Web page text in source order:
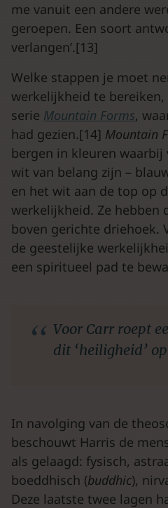
me vanuit een andere
geroepen. Een soort
verlangen’.[13]
Welke stappen je moet
werkelijkheid te
serie Mountain Forms,
had gezien.[14] Mountain
bergen in kleuren
wit van belang zijn –
en het wit aan de top op
werkelijkheid. Ze hebben
boven gerichte driehoek.
de geestelijke
een spiritueel pad te
Voor Carr roept
dit ‘heiligheid’ op
In navolging van de
beschouwt Harris de
als gelaagd: fysisch,
boeddhisch (buddhic),
Deze laatste twee lagen